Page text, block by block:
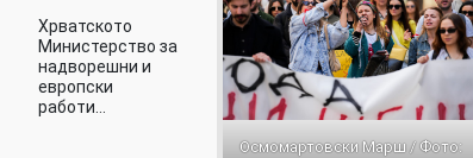
Хрватското
Министерство за
надворешни и
европски
работи…
Осмомартовски Марш / Фото: